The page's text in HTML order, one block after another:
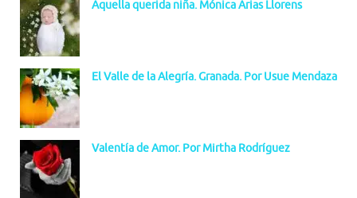
Aquella querida niña. Mónica Arias Llorens
El Valle de la Alegría. Granada. Por Usue Mendaza
Valentía de Amor. Por Mirtha Rodríguez